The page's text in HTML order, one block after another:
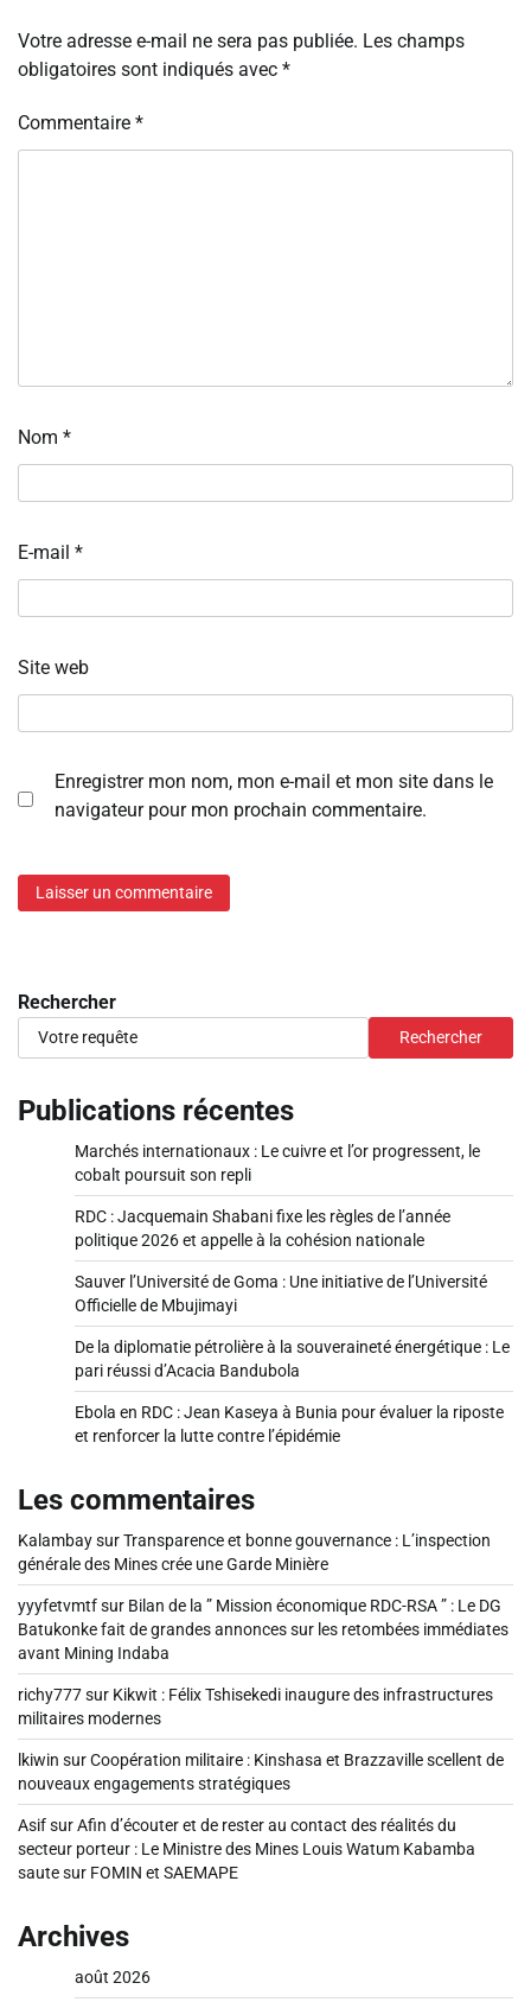
Votre adresse e-mail ne sera pas publiée. Les champs
obligatoires sont indiqués avec *
Commentaire *
Nom *
E-mail *
Site web
Enregistrer mon nom, mon e-mail et mon site dans le
navigateur pour mon prochain commentaire.
Rechercher
Rechercher
Publications récentes
Marchés internationaux : Le cuivre et l’or progressent, le
cobalt poursuit son repli
RDC : Jacquemain Shabani fixe les règles de l’année
politique 2026 et appelle à la cohésion nationale
Sauver l’Université de Goma : Une initiative de l’Université
Officielle de Mbujimayi
De la diplomatie pétrolière à la souveraineté énergétique : Le
pari réussi d’Acacia Bandubola
Ebola en RDC : Jean Kaseya à Bunia pour évaluer la riposte
et renforcer la lutte contre l’épidémie
Les commentaires
KalambaysurTransparence et bonne gouvernance : L’inspection
générale des Mines crée une Garde Minière
yyyfetvmtfsur Bilan de la ” Mission économique RDC-RSA ” : Le DG
Batukonke fait de grandes annonces sur les retombées immédiates
avant Mining Indaba
richy777sur Kikwit : Félix Tshisekedi inaugure des infrastructures
militaires modernes
lkiwin surCoopération militaire : Kinshasa et Brazzaville scellent de
nouveaux engagements stratégiques
AsifsurAfin d’écouter et de rester au contact des réalités du
secteur porteur : Le Ministre des Mines Louis Watum Kabamba
saute sur FOMIN et SAEMAPE
Archives
août 2026